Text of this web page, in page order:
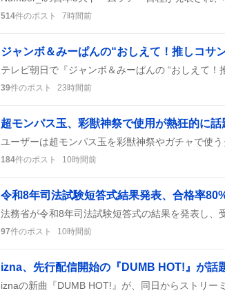
514件のポスト 7時間前
39件のポスト 23時間前
184件のポスト 10時間前
令和8年司法試験短答式結果発表、合格率
97件のポスト 10時間前